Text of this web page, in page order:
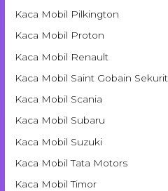
Kaca Mobil Pilkington
Kaca Mobil Proton
Kaca Mobil Renault
Kaca Mobil Saint Gobain Sekurit
Kaca Mobil Scania
Kaca Mobil Subaru
Kaca Mobil Suzuki
Kaca Mobil Tata Motors
Kaca Mobil Timor